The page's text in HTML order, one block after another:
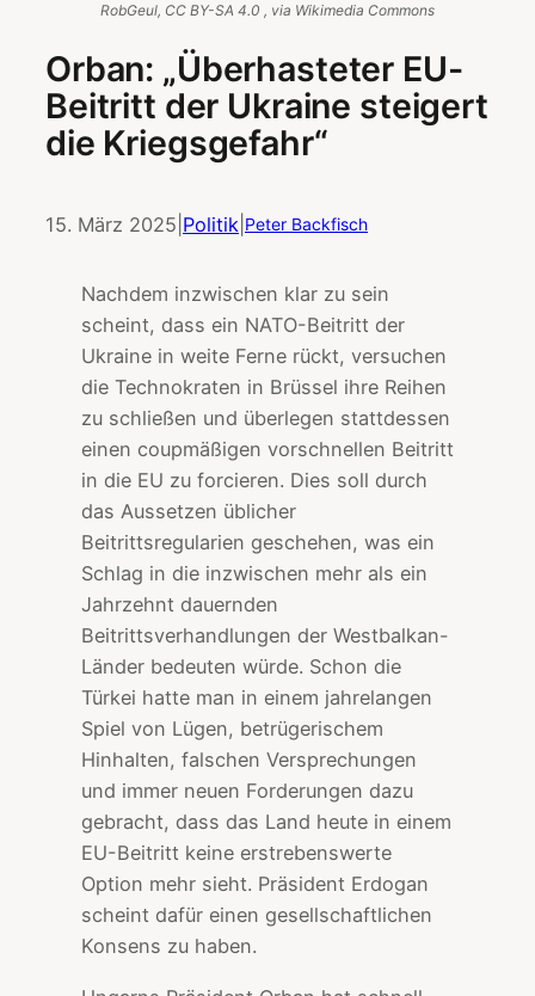
RobGeul, CC BY-SA 4.0 , via Wikimedia Commons
Orban: „Überhasteter EU-
Beitritt der Ukraine steigert
die Kriegsgefahr“
15. März 2025 Politik Peter Backfisch
Nachdem inzwischen klar zu sein
scheint, dass ein NATO-Beitritt der
Ukraine in weite Ferne rückt, versuchen
die Technokraten in Brüssel ihre Reihen
zu schließen und überlegen stattdessen
einen coupmäßigen vorschnellen Beitritt
in die EU zu forcieren. Dies soll durch
das Aussetzen üblicher
Beitrittsregularien geschehen, was ein
Schlag in die inzwischen mehr als ein
Jahrzehnt dauernden
Beitrittsverhandlungen der Westbalkan-
Länder bedeuten würde. Schon die
Türkei hatte man in einem jahrelangen
Spiel von Lügen, betrügerischem
Hinhalten, falschen Versprechungen
und immer neuen Forderungen dazu
gebracht, dass das Land heute in einem
EU-Beitritt keine erstrebenswerte
Option mehr sieht. Präsident Erdogan
scheint dafür einen gesellschaftlichen
Konsens zu haben.